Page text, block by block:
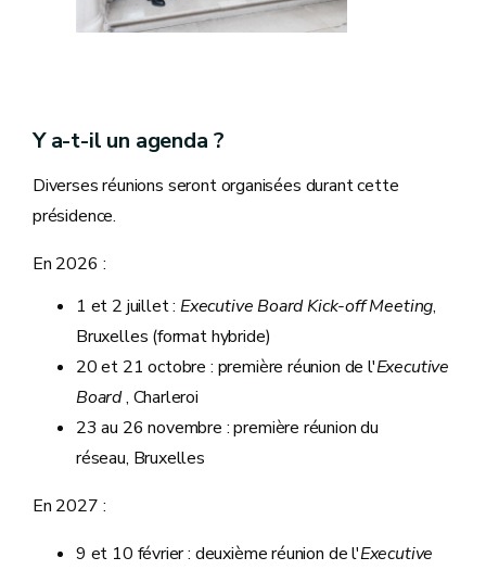
Y a-t-il un agenda ?
Diverses réunions seront organisées durant cette
présidence.
En 2026 :
1 et 2 juillet : Executive Board Kick-off Meeting,
Bruxelles (format hybride)
20 et 21 octobre : première réunion de l'Executive
Board, Charleroi
23 au 26 novembre : première réunion du
réseau, Bruxelles
En 2027 :
9 et 10 février : deuxième réunion de l'Executive